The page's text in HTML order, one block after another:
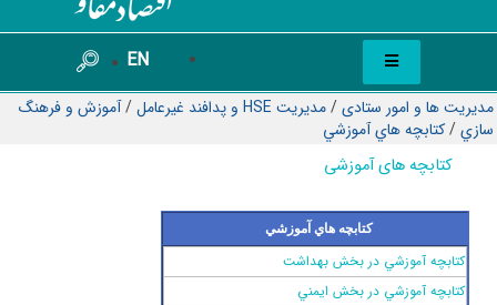
EN
مدیریت ها و امور ستادی/مدیریت HSE و پدافند غیرعامل /آموزش و فرهنگ
سازي/كتابچه هاي آموزشي
کتابچه های آموزشی
كتابچه هاي آموزشي
كتابچه‌ آموزشي در بخش بهداشت
كتابچه‌ آموزشي در بخش ايمني